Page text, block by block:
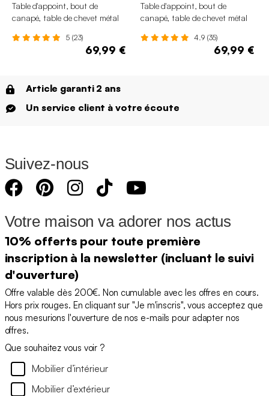
Table d'appoint, bout de
canapé, table de chevet métal
5 (23)
69,99 €
Table d'appoint, bout de
canapé, table de chevet métal
4.9 (35)
69,99 €
Article garanti 2 ans
Un service client à votre écoute
Suivez-nous
Votre maison va adorer nos actus
10% offerts pour toute première
inscription à la newsletter (incluant le suivi
d'ouverture)
Offre valable dès 200€. Non cumulable avec les offres en cours.
Hors prix rouges. En cliquant sur "Je m'inscris", vous acceptez que
nous mesurions l'ouverture de nos e-mails pour adapter nos
offres.
Que souhaitez vous voir ?
Mobilier d’intérieur
Mobilier d’extérieur